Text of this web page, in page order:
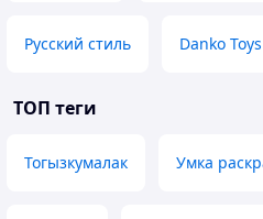
Русский стиль Danko Toys
ТОП теги
Тогызкумалак Умка